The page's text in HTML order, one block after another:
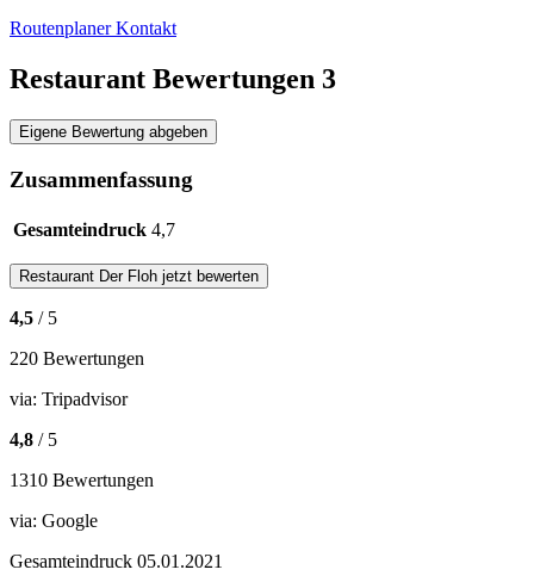
RoutenplanerKontakt
Restaurant Bewertungen 3
Eigene Bewertung abgeben
Zusammenfassung
Gesamteindruck 4,7
Restaurant Der Floh jetzt bewerten
4,5 / 5
220 Bewertungen
via: Tripadvisor
4,8 / 5
1310 Bewertungen
via: Google
Gesamteindruck 05.01.2021